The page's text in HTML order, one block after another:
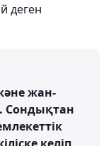
деген
жан-
Сондықтан
келіп,